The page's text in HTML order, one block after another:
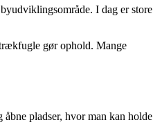
I dag er store
gør ophold. Mange
pladser, hvor man kan holde